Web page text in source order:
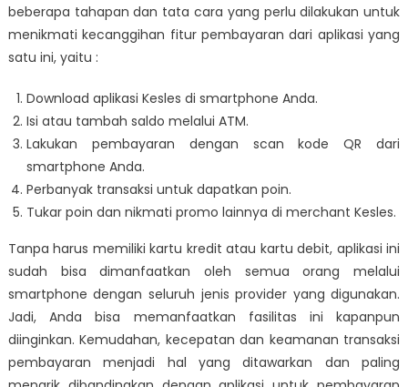
beberapa tahapan dan tata cara yang perlu dilakukan untuk
menikmati kecanggihan fitur pembayaran dari aplikasi yang
satu ini, yaitu :
Download aplikasi Kesles di smartphone Anda.
Isi atau tambah saldo melalui ATM.
Lakukan pembayaran dengan scan kode QR dari
smartphone Anda.
Perbanyak transaksi untuk dapatkan poin.
Tukar poin dan nikmati promo lainnya di merchant Kesles.
Tanpa harus memiliki kartu kredit atau kartu debit, aplikasi ini
sudah bisa dimanfaatkan oleh semua orang melalui
smartphone dengan seluruh jenis provider yang digunakan.
Jadi, Anda bisa memanfaatkan fasilitas ini kapanpun
diinginkan. Kemudahan, kecepatan dan keamanan transaksi
pembayaran menjadi hal yang ditawarkan dan paling